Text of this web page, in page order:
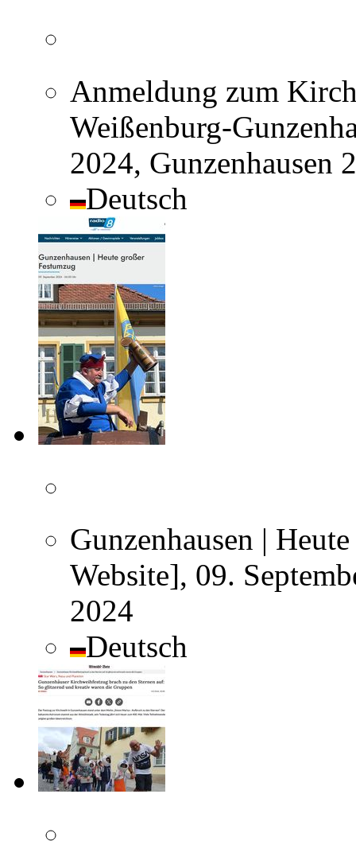
Anmeldung zum
Weißenburg-
2024, Gunzenhausen
Deutsch
Gunzenhausen |
Website], 09.
2024
Deutsch